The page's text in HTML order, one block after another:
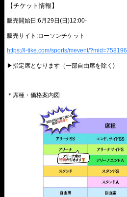
【チケット情報】
販売開始日:6月29日(日)12:00-
販売サイト:ローソンチケット
https://l-tike.com/sports/mevent/?mid=758196
▶︎指定席となります（一部自由席を除く)
＊席種・価格案内図